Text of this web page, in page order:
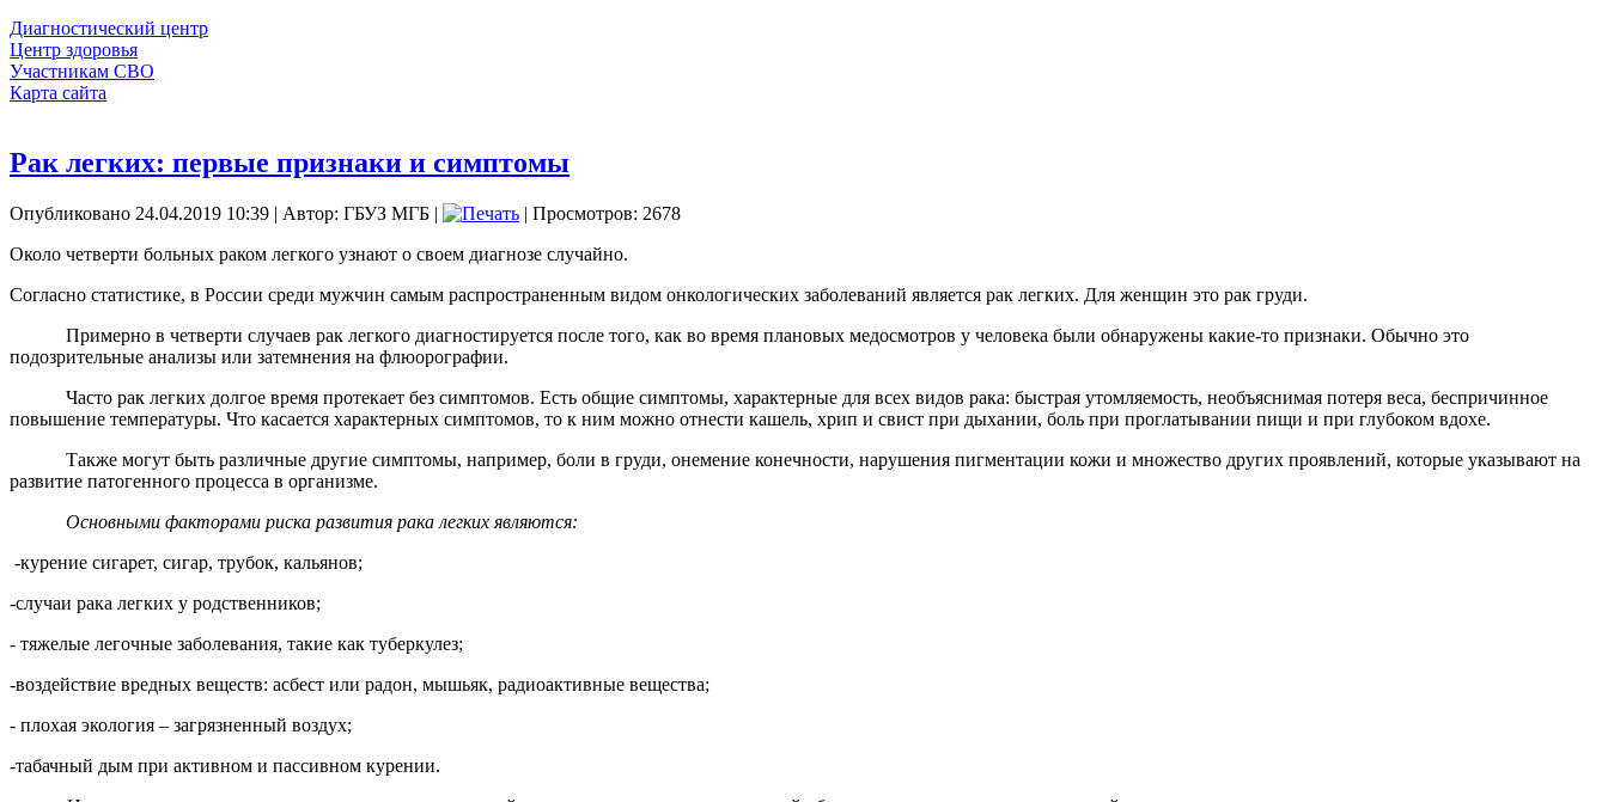
Диагностический центр
Центр здоровья
Участникам СВО
Карта сайта
Рак легких: первые признаки и симптомы
Опубликовано 24.04.2019 10:39 | Автор: ГБУЗ МГБ |
| Просмотров: 2678
Около четверти больных раком легкого узнают о своем диагнозе случайно.
Согласно статистике, в России среди мужчин самым распространенным видом онкологических заболеваний является рак легких. Для женщин это рак груди.
Примерно в четверти случаев рак легкого диагностируется после того, как во время плановых медосмотров у человека были обнаружены какие-то признаки. Обычно это
подозрительные анализы или затемнения на флюорографии.
Часто рак легких долгое время протекает без симптомов. Есть общие симптомы, характерные для всех видов рака: быстрая утомляемость, необъяснимая потеря веса, беспричинное
повышение температуры. Что касается характерных симптомов, то к ним можно отнести кашель, хрип и свист при дыхании, боль при проглатывании пищи и при глубоком вдохе.
Также могут быть различные другие симптомы, например, боли в груди, онемение конечности, нарушения пигментации кожи и множество других проявлений, которые указывают на
развитие патогенного процесса в организме.
Основными факторами риска развития рака легких являются:
-курение сигарет, сигар, трубок, кальянов;
-случаи рака легких у родственников;
- тяжелые легочные заболевания, такие как туберкулез;
-воздействие вредных веществ: асбест или радон, мышьяк, радиоактивные вещества;
- плохая экология – загрязненный воздух;
-табачный дым при активном и пассивном курении.